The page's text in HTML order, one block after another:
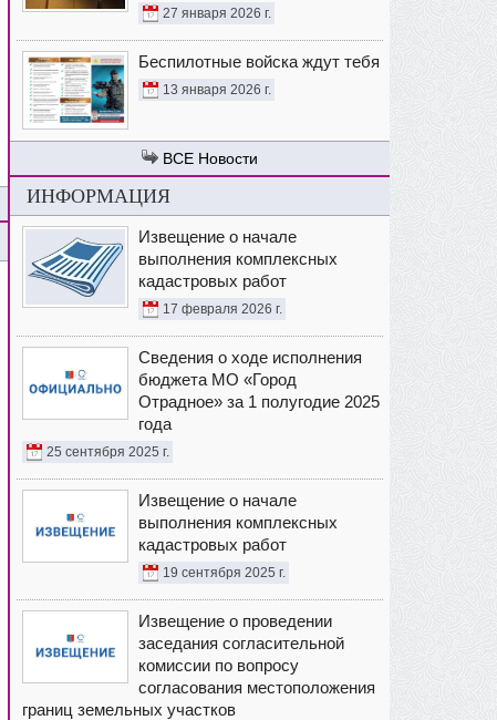
27 января 2026 г.
Беспилотные войска ждут тебя
13 января 2026 г.
Новости
ИНФОРМАЦИЯ
Извещение о начале
выполнения комплексных
кадастровых работ
17 февраля 2026 г.
Сведения о ходе исполнения
бюджета МО «Город
Отрадное» за 1 полугодие 2025
года
25 сентября 2025 г.
Извещение о начале
выполнения комплексных
кадастровых работ
19 сентября 2025 г.
Извещение о проведении
заседания согласительной
комиссии по вопросу
согласования местоположения
границ земельных участков